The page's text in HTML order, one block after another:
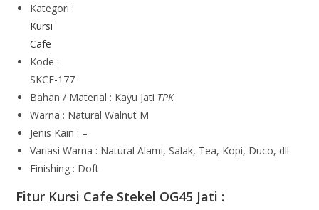
Kategori :
Kursi
Cafe
Kode :
SKCF-177
Bahan / Material : Kayu Jati TPK
Warna : Natural Walnut M
Jenis Kain : –
Variasi Warna : Natural Alami, Salak, Tea, Kopi, Duco, dll
Finishing : Doft
Fitur Kursi Cafe Stekel OG45 Jati :